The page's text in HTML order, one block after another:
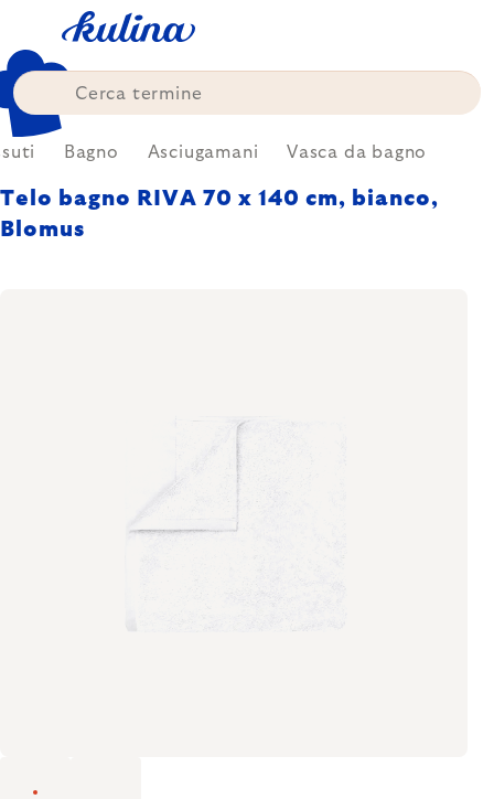
content
Bagno Asciugamani Vasca da bagno
Telo bagno RIVA 70 x 140 cm, bianco,
Blomus